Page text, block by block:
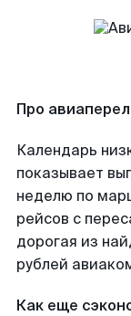
Про
Календарь
показывает
неделю по
рейсов с
дорогая из
рублей
Как еще